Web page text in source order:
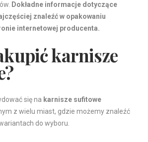
Dokładne informacje dotyczące
znaleźć w opakowaniu
internetowej producenta.
karnisze
się na karnisze sufitowe
z wielu miast, gdzie możemy znaleźć
do wyboru.